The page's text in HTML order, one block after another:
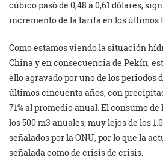
cúbico pasó de 0,48 a 0,61 dólares,
incremento de la tarifa en los últimos
Como estamos viendo la situación
China y en consecuencia de Pekín,
ello agravado por uno de los periodos
últimos cincuenta años, con
71% al promedio anual. El consumo
los 500 m3 anuales, muy lejos de los
señalados por la ONU, por lo que la
señalada como de crisis de crisis.